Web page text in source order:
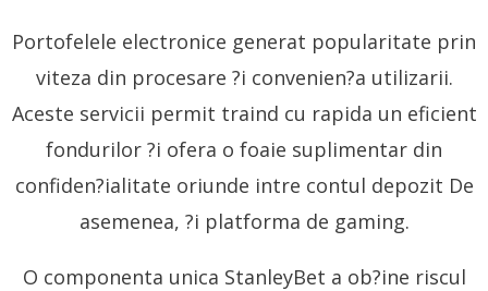
Portofelele electronice generat popularitate prin
viteza din procesare ?i convenien?a utilizarii.
Aceste servicii permit traind cu rapida un eficient
fondurilor ?i ofera o foaie suplimentar din
confiden?ialitate oriunde intre contul depozit De
asemenea, ?i platforma de gaming.
O componenta unica StanleyBet a ob?ine riscul